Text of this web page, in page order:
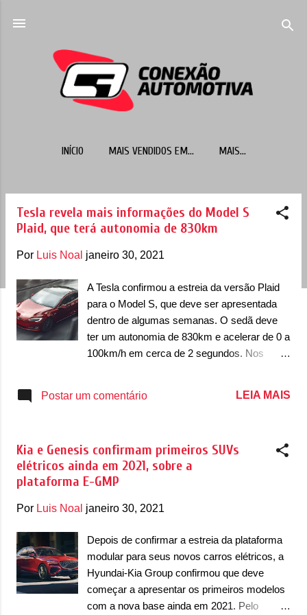
INÍCIO MAIS VENDIDOS EM... MAIS…
Tesla revela mais informações do Model S
Plaid, que terá autonomia de 830km
Por Luis Noal janeiro 30, 2021
A Tesla confirmou a estreia da versão Plaid
para o Model S, que deve ser apresentada
dentro de algumas semanas. O sedã deve
ter um autonomia de 830km e acelerar de 0 a
100km/h em cerca de 2 segundos. Nos
velocidade máxima será de incríveis
de ¼ de milha (de 0 a 400 metros). O Model
S Plaid conta com um motor duplo no eixo
traseiro que permite a potência extra. O sedã
deve contar com um motor que deve
a bateria deve ter capacidade de 130kWh.
Visualmente, o Plaid deve requerer que o
modelo venha com algumas modificações
visuais em relação ao Model S que
conhecemos. O sedã da Tesla deve
Postar um comentário LEIA MAIS
Kia e Genesis confirmam primeiros SUVs
elétricos ainda em 2021, sobre a
plataforma E-GMP
Por Luis Noal janeiro 30, 2021
Depois de confirmar a estreia da plataforma
modular para seus novos carros elétricos, a
Hyundai-Kia Group confirmou que deve
começar a apresentar os primeiros modelos
com a nova base ainda em 2021. Pelo